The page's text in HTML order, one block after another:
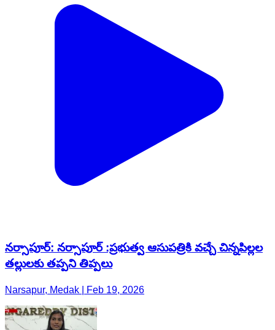
నర్సాపూర్: నర్సాపూర్ :ప్రభుత్వ ఆసుపత్రికి వచ్చే చిన్నపిల్లల
తల్లులకు తప్పని తిప్పలు
Narsapur, Medak | Feb 19, 2026